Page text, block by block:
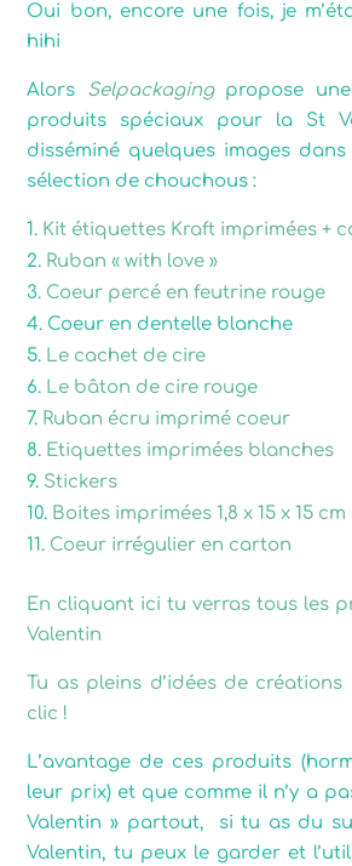
Oui bon, encore une fois, je
hihi
Alors Selpackagingpropose
produits spéciaux pour la St
disséminé quelques images dans
sélection de chouchous :
Kit étiquettes Kraft imprimées +
Ruban « with love »
Coeur percé en feutrine rouge
Coeur en dentelle blanche
Le cachet de cire
Le bâton de cire rouge
Ruban écru imprimé coeur
Etiquettes imprimées blanches
Stickers
Boites imprimées 1,8 x 15 x 15 cm
Coeur irrégulier en carton
En cliquant ici tu verras tous les
Valentin
Tu as pleins d’idées de créations
clic !
L’avantage de ces produits
leur prix) et que comme il n’y a
Valentin » partout, si tu as du
Valentin, tu peux le garder et